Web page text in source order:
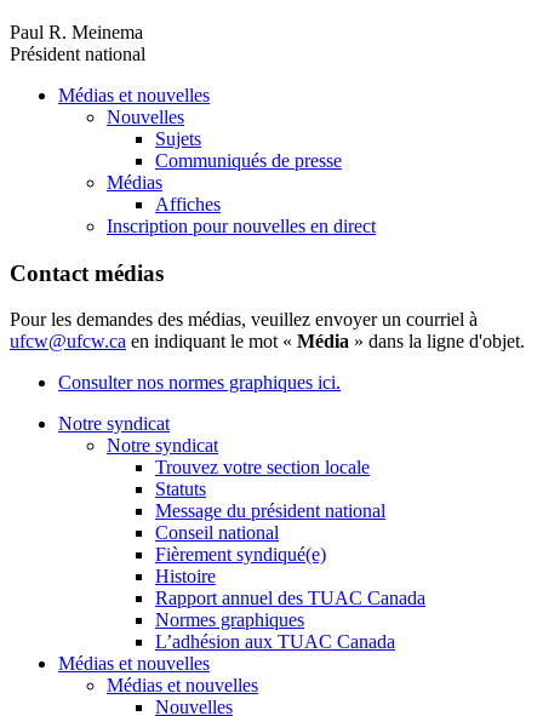
Paul R. Meinema
Président national
Médias et nouvelles
Nouvelles
Sujets
Communiqués de presse
Médias
Affiches
Inscription pour nouvelles en direct
Contact médias
Pour les demandes des médias, veuillez envoyer un courriel à
ufcw@ufcw.ca en indiquant le mot « Média » dans la ligne d'objet.
Consulter nos normes graphiques ici.
Notre syndicat
Notre syndicat
Trouvez votre section locale
Statuts
Message du président national
Conseil national
Fièrement syndiqué(e)
Histoire
Rapport annuel des TUAC Canada
Normes graphiques
L’adhésion aux TUAC Canada
Médias et nouvelles
Médias et nouvelles
Nouvelles